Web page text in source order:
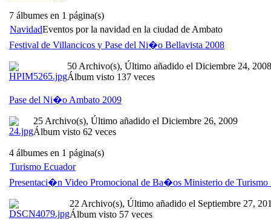
7 álbumes en 1 página(s)
NavidadEventos por la navidad en la ciudad de Ambato
Festival de Villancicos y Pase del Ni�o Bellavista 2008
50 Archivo(s), Último añadido el Diciembre 24, 2008
Álbum visto 137 veces
Pase del Ni�o Ambato 2009
25 Archivo(s), Último añadido el Diciembre 26, 2009
Álbum visto 62 veces
4 álbumes en 1 página(s)
Turismo Ecuador
Presentaci�n Video Promocional de Ba�os Ministerio de Turismo
22 Archivo(s), Último añadido el Septiembre 27,
Álbum visto 57 veces